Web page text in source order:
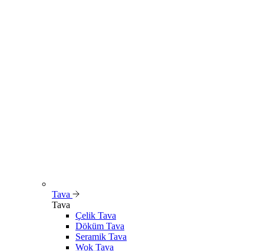
Tava
Tava
Çelik Tava
Döküm Tava
Seramik Tava
Wok Tava